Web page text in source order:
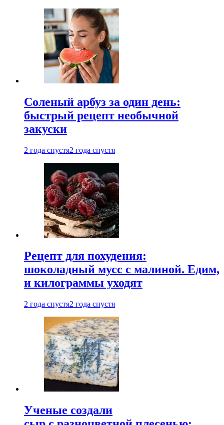
Соленый арбуз за один день:
быстрый рецепт необычной
закуски
2 года спустя2 года спустя
Рецепт для похудения:
шоколадный мусс с малиной. Едим,
и килограммы уходят
2 года спустя2 года спустя
Ученые создали